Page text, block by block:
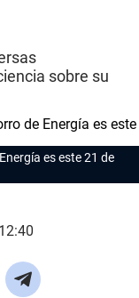
sobre su
es este 21 de